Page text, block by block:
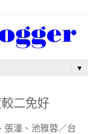
▼
二免好
張潼 、 池雅蓉 ／台